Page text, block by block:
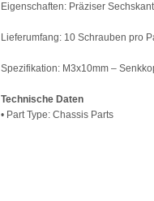
Eigenschaften: Präziser
Lieferumfang: 10 Schrauben pro
Spezifikation: M3x10mm –
Technische Daten
• Part Type: Chassis Parts